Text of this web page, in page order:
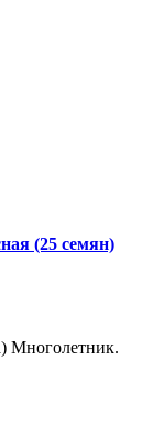
(25 семян)
Многолетник.